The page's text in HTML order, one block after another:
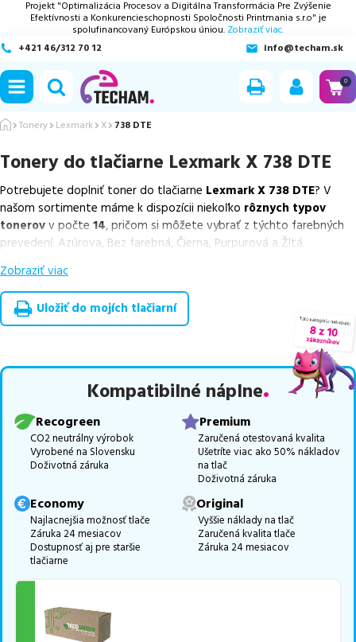
Projekt "Optimalizácia Procesov a Digitálna Transformácia Pre Zvýšenie
Efektívnosti a Konkurencieschopnosti Spoločnosti Printmania s.r.o" je
spolufinancovaný Európskou úniou. Zobraziť viac.
+421 46/312 70 12
info@techam.sk
0
Tonery Lexmark X 738 DTE
Tonery do tlačiarne Lexmark X 738 DTE
Potrebujete doplniť toner do tlačiarne Lexmark X 738 DTE? V
našom sortimente máme k dispozícii niekoľko rôznych typov
tonerovv počte 14, pričom si môžete vybrať z týchto farebných
prevedení: Azúrova, Bez farebná, Čierna, Purpurová a Žltá.
Z uvedeného množstva dostupných náplní
náplnev počte10ks, ako ajcenovo výhodnejšie alternatívy,
ktoré plne zachovávajú kvalitu tlače
overené náhrady v rôznych triedach
, medzi ktoré patrí
Celá táto certifikovaná ponuka, spĺňajúca normy ISO 9001 a 14001,
zaručuje bezproblémovú tlač.Najlacnejší produktu nás nájdete
Vieme, že pri nákupe zohráva dôležitú úlohu aj dostupnosť. Preto
sa snažímepravidelne naskladňovať produkty, aby boli ihneď k
dispozícii na odoslanie.
Aktuálne máme k tejto tlačiarni
Ak si pri výbere nie ste istí, ktoré riešenie je pre vaše potreby
najvhodnejšie, alebo máte akékoľvek ďalšie otázky, môžete sa na
nás kedykoľvek obrátiť e-mailom alebo telefonicky. Sme tu, aby
Zobraziť viac
Uložiť do mojích tlačiarní
Kompatibilné náplne
Recogreen
CO2 neutrálny výrobok
Vyrobené na Slovensku
Doživotná záruka
Premium
Zaručená otestovaná kvalita
Ušetríte viac ako 50% nákladov
na tlač
Doživotná záruka
Economy
Najlacnejšia možnosť tlače
Záruka 24 mesiacov
Dostupnosť aj pre staršie
tlačiarne
Original
Vyššie náklady na tlač
Zaručená kvalita tlače
Záruka 24 mesiacov